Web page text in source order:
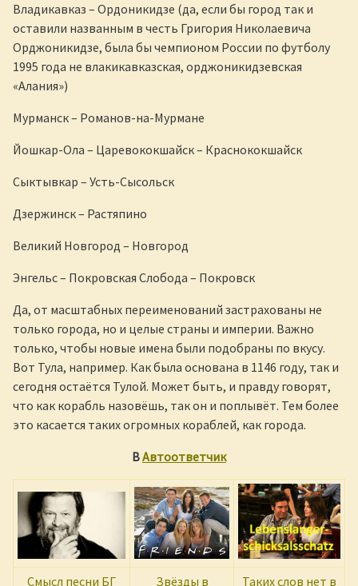
Владикавказ – Ордоникидзе (да, если бы город так и
оставили названным в честь Григория Николаевича
Орджоникидзе, была бы чемпионом России по футболу
1995 года не влакикавказская, орджоникидзевская
«Алания»)
Мурманск – Романов-на-Мурмане
Йошкар-Ола – Царевококшайск – Краснококшайск
Сыктывкар – Усть-Сысольск
Дзержинск – Растяпино
Великий Новгород – Новгород
Энгельс – Покровская Слобода – Покровск
Да, от масштабных переименований застрахованы не
только города, но и целые страны и империи. Важно
только, чтобы новые имена были подобраны по вкусу.
Вот Тула, например. Как была основана в 1146 году, так и
сегодня остаётся Тулой. Может быть, и правду говорят,
что как корабль назовёшь, так он и поплывёт. Тем более
это касается таких огромных кораблей, как города.
ВАвтоответчик
Смысл песни БГ
Звёзды в
Таких слов нет в